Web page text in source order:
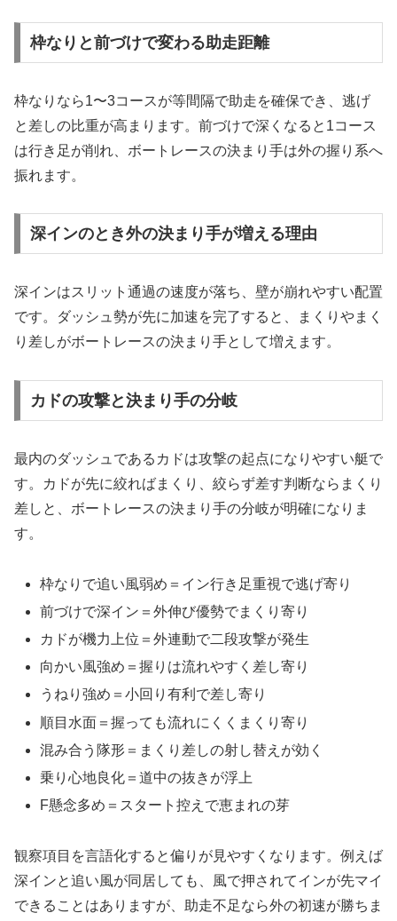
枠なりと前づけで変わる助走距離
枠なりなら1〜3コースが等間隔で助走を確保でき、逃げ
と差しの比重が高まります。前づけで深くなると1コース
は行き足が削れ、ボートレースの決まり手は外の握り系へ
振れます。
深インのとき外の決まり手が増える理由
深インはスリット通過の速度が落ち、壁が崩れやすい配置
です。ダッシュ勢が先に加速を完了すると、まくりやまく
り差しがボートレースの決まり手として増えます。
カドの攻撃と決まり手の分岐
最内のダッシュであるカドは攻撃の起点になりやすい艇で
す。カドが先に絞ればまくり、絞らず差す判断ならまくり
差しと、ボートレースの決まり手の分岐が明確になりま
す。
枠なりで追い風弱め＝イン行き足重視で逃げ寄り
前づけで深イン＝外伸び優勢でまくり寄り
カドが機力上位＝外連動で二段攻撃が発生
向かい風強め＝握りは流れやすく差し寄り
うねり強め＝小回り有利で差し寄り
順目水面＝握っても流れにくくまくり寄り
混み合う隊形＝まくり差しの射し替えが効く
乗り心地良化＝道中の抜きが浮上
F懸念多め＝スタート控えで恵まれの芽
観察項目を言語化すると偏りが見やすくなります。例えば
深インと追い風が同居しても、風で押されてインが先マイ
できることはありますが、助走不足なら外の初速が勝ちま